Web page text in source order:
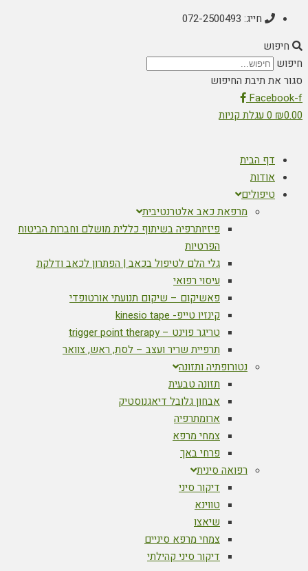
חייג: 072-2500493
חיפוש
חיפוש
סגור את תיבת החיפוש
Facebook-f
₪0.00
0 עגלת קניות
דף הבית
אודות
טיפולים
מרפאת כאב אלטרנטיבית
פיזיותרפיה בשיתוף כללית מושלם וחברות הביטוח
הפרטיות
גלי הלם לטיפול בכאב | הפתרון לכאב ודלקת
עיסוי רפואי
פאשיקום – שיקום תנועתי אורטופדי
קינזיו טייפ- kinesio tape
טריגר פוינט – trigger point therapy
תרפיית שריר ועצב – לסת, ראש, צוואר
נטורופתיה ותזונה
תזונה טבעית
אבחון גלובל דיאגנוסטיק
ארומתרפיה
צמחי מרפא
פרחי באך
רפואה סינית
דיקור סיני
טווינא
שיאצו
צמחי מרפא סיניים
דיקור סיני קהילתי